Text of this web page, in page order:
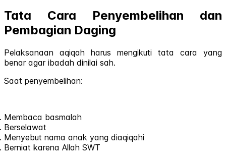
Tata Cara Penyembelihan dan
Pembagian Daging
Pelaksanaan aqiqah harus mengikuti tata cara yang
benar agar ibadah dinilai sah.
Saat penyembelihan:
Membaca basmalah
Berselawat
Menyebut nama anak yang diaqiqahi
Berniat karena Allah SWT